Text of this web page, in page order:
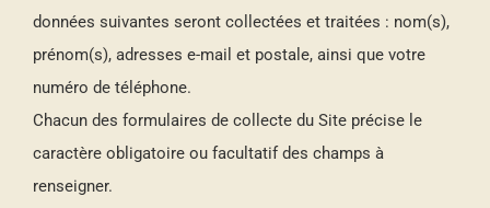
données suivantes seront collectées et traitées : nom(s),
prénom(s), adresses e-mail et postale, ainsi que votre
numéro de téléphone.
Chacun des formulaires de collecte du Site précise le
caractère obligatoire ou facultatif des champs à
renseigner.